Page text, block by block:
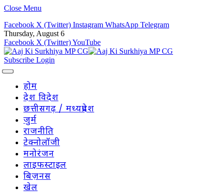
Close Menu
Facebook X (Twitter) Instagram WhatsApp Telegram
Thursday, August 6
Facebook X (Twitter)YouTube
Subscribe Login
होम
देश विदेश
छत्तीसगढ़ / मध्यप्रदेश
जुर्म
राजनीति
टेक्नोलॉजी
मनोरंजन
लाइफस्टाइल
बिज़नस
खेल